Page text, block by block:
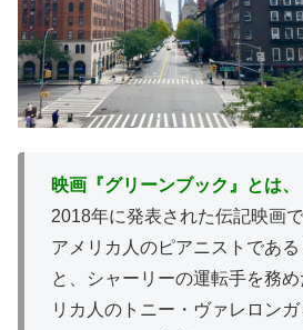
映画『グリーンブック』とは、
2018年に発表された伝記映画
アメリカ人のピアニストであ
と、シャーリーの運転手を務
リカ人のトニー・ヴァレロン